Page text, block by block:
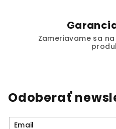
Zameriavame sa
Odoberať
Email